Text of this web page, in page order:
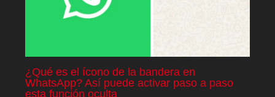
¿Qué es el ícono de la bandera en
WhatsApp? Así puede activar paso a paso
esta función oculta